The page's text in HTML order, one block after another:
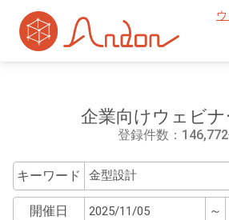
企業向けウェビナ
登録件数：
キーワード
開催日 ～